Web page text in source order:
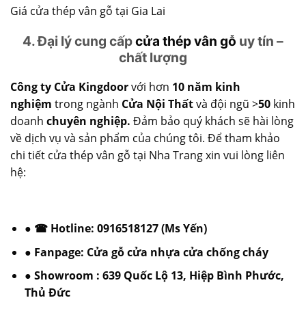
Giá cửa thép vân gỗ tại Gia Lai
4. Đại lý cung cấpcửa thép vân gỗ uy tín –
chất lượng
Công ty Cửa Kingdoorvới hơn 10 năm kinh
nghiệm trong ngành Cửa Nội Thấtvà đội ngũ >50 kinh
doanh chuyên nghiệp. Đảm bảo quý khách sẽ hài lòng
về dịch vụ và sản phẩm của chúng tôi. Để tham khảo
chi tiết cửa thép vân gỗ tại Nha Trang xin vui lòng liên
hệ:
● ☎ Hotline: 0916518127(Ms Yến)
● Fanpage: Cửa gỗ cửa nhựa cửa chống cháy
● Showroom : 639 Quốc Lộ 13, Hiệp Bình Phước,
Thủ Đức